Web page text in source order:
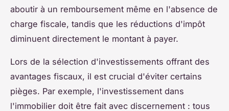
aboutir à un remboursement même en l'absence de
charge fiscale, tandis que les réductions d'impôt
diminuent directement le montant à payer.
Lors de la sélection d'investissements offrant des
avantages fiscaux, il est crucial d'éviter certains
pièges. Par exemple, l'investissement dans
l'immobilier doit être fait avec discernement : tous